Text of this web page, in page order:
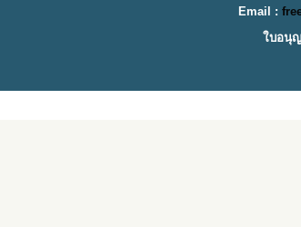
Email :
ใบอนุญ